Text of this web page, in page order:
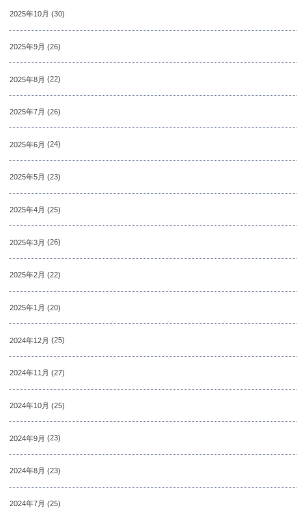
2025年10月 (30)
2025年9月 (26)
2025年8月 (22)
2025年7月 (26)
2025年6月 (24)
2025年5月 (23)
2025年4月 (25)
2025年3月 (26)
2025年2月 (22)
2025年1月 (20)
2024年12月 (25)
2024年11月 (27)
2024年10月 (25)
2024年9月 (23)
2024年8月 (23)
2024年7月 (25)